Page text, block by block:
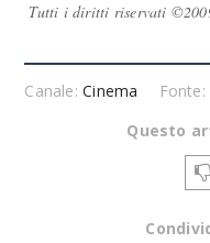
Tutti i diritti riservati
Canale:Cinema Fonte:
Questo